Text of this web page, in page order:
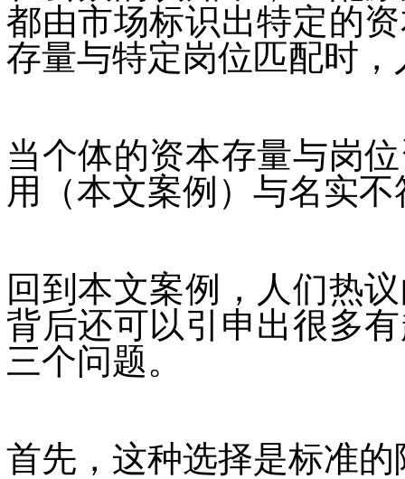
都由市场标识出特定的
存量与特定岗位匹配时
当个体的资本存量与岗
用（本文案例）与名实
回到本文案例，人们热
背后还可以引申出很多
三个问题。
首先，这种选择是标准